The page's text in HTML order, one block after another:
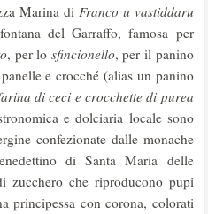
Marina di Franco u vastiddaru
del Garraffo, famosa per
, per lo sfincionello, per il panino
e crocché (alias un panino
di ceci e crocchette di purea
e dolciaria locale sono
confezionate dalle monache
di Santa Maria delle
zucchero che riproducono pupi
principessa con corona, colorati